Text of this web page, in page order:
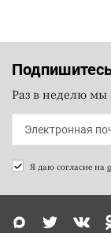
Раз в неделю
Я даю согласие на